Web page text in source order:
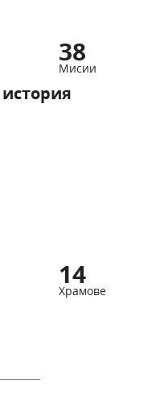
38
Мисии
14
Храмове